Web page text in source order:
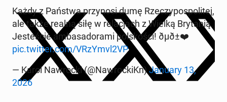
Każdy z Państwa przy­no­si dumę Rze­czy­po­spo­li­tej,
ale także realną siłę w re­la­cjach z Wielką Bry­ta­nią.
Je­ste­ście am­ba­sa­do­ra­mi pol­sko­ści! ðµð±❤️
pic.twitter.com/VRzYmvl2VP
— Karol Na­wroc­ki (@Na­wroc­kiKn) January 13,
2026